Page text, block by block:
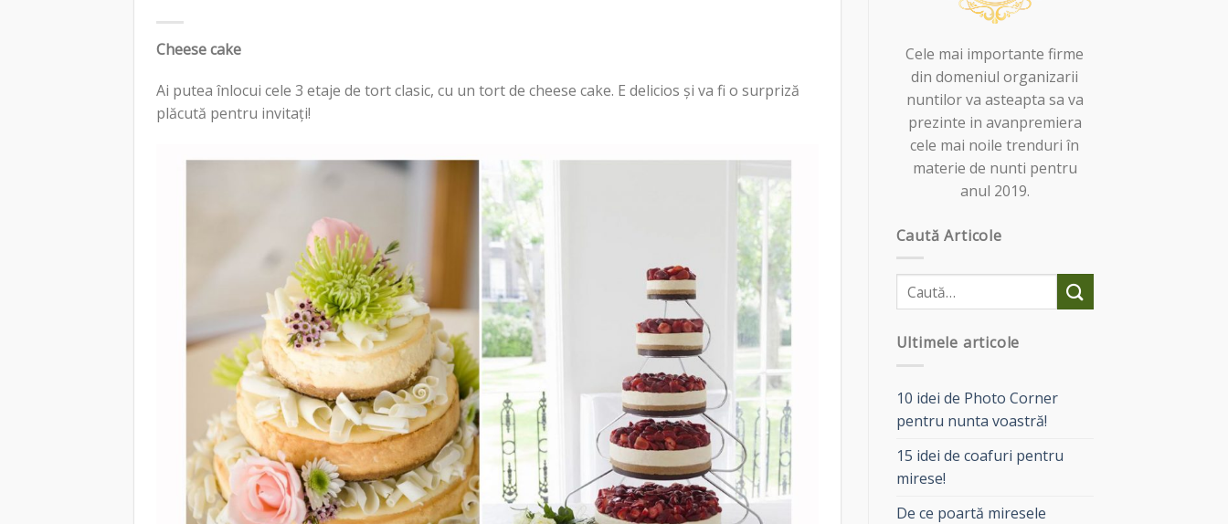
Cheese cake
Ai putea înlocui cele 3 etaje de tort clasic, cu un tort de cheese cake. E delicios și va fi o surpriză
plăcută pentru invitați!
Cele mai importante firme
din domeniul organizarii
nuntilor va asteapta sa va
prezinte in avanpremiera
cele mai noile trenduri în
materie de nunti pentru
anul 2019.
Caută Articole
Ultimele articole
10 idei de Photo Corner
pentru nunta voastră!
15 idei de coafuri pentru
mirese!
De ce poartă miresele